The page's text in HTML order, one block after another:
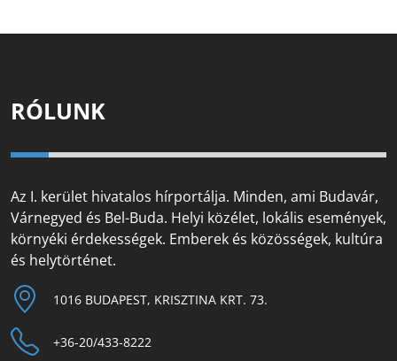
RÓLUNK
Az I. kerület hivatalos hírportálja. Minden, ami Budavár,
Várnegyed és Bel-Buda. Helyi közélet, lokális események,
környéki érdekességek. Emberek és közösségek, kultúra
és helytörténet.
1016 BUDAPEST, KRISZTINA KRT. 73.
+36-20/433-8222